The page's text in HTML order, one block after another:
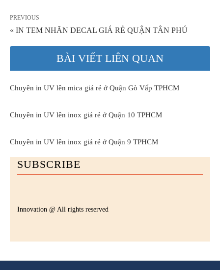
PREVIOUS
« IN TEM NHÃN DECAL GIÁ RẺ QUẬN TÂN PHÚ
BÀI VIẾT LIÊN QUAN
Chuyên in UV lên mica giá rẻ ở Quận Gò Vấp TPHCM
Chuyên in UV lên inox giá rẻ ở Quận 10 TPHCM
Chuyên in UV lên inox giá rẻ ở Quận 9 TPHCM
SUBSCRIBE
Innovation @ All rights reserved